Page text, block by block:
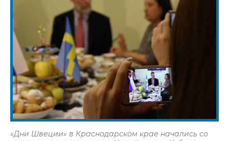
«Дни Швеции» в Краснодарском крае начались со